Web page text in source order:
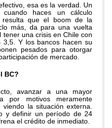
esa es la verdad. Un
haces un cálculo
resulta que el boom de la
más, da para una vuelta
una crisis en Chile con
Y los bancos hacen su
pesados para otorgar
de mercado.
BC?
avanzar a una mayor
por motivos meramente
la situación externa.
y definir un período de 24
el crédito de inmediato.